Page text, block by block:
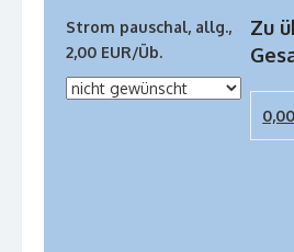
Strom pauschal, allg.,
2,00 EUR/Üb.
Zu
0,00